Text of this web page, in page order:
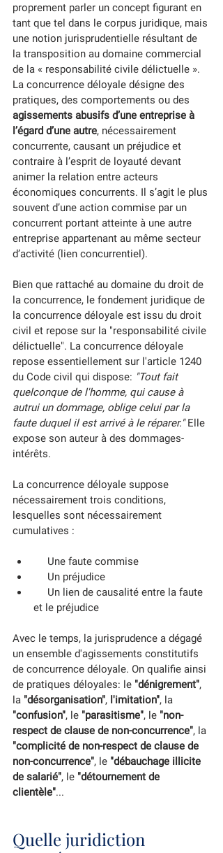
proprement parler un concept figurant en
tant que tel dans le corpus juridique, mais
une notion jurisprudentielle résultant de
la transposition au domaine commercial
de la « responsabilité civile délictuelle ».
La concurrence déloyale désigne des
pratiques, des comportements ou des
agissements abusifs d’une entreprise à
l’égard d’une autre, nécessairement
concurrente, causant un préjudice et
contraire à l’esprit de loyauté devant
animer la relation entre acteurs
économiques concurrents. Il s’agit le plus
souvent d’une action commise par un
concurrent portant atteinte à une autre
entreprise appartenant au même secteur
d’activité (lien concurrentiel).
Bien que rattaché au domaine du droit de
la concurrence, le fondement juridique de
la concurrence déloyale est issu du droit
civil et repose sur la "responsabilité civile
délictuelle". La concurrence déloyale
repose essentiellement sur l'article 1240
du Code civil qui dispose: "Tout fait
quelconque de l'homme, qui cause à
autrui un dommage, oblige celui par la
faute duquel il est arrivé à le réparer." Elle
expose son auteur à des dommages-
intérêts.
La concurrence déloyale suppose
nécessairement trois conditions,
lesquelles sont nécessairement
cumulatives :
     Une faute commise
     Un préjudice
et le préjudice
Avec le temps, la jurisprudence a dégagé
un ensemble d'agissements constitutifs
de concurrence déloyale. On qualifie ainsi
de pratiques déloyales: le "dénigrement",
la "désorganisation", l'imitation", la
"confusion", le "parasitisme", le "non-
respect de clause de non-concurrence", la
"complicité de non-respect de clause de
non-concurrence", le "débauchage illicite
de salarié", le "détournement de
clientèle"...
Quelle juridiction